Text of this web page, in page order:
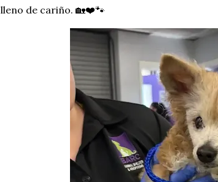
lleno de cariño. 🏡❤️🐾